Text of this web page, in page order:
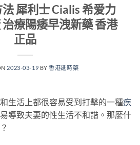
犀利士 Cialis 希爱力
療陽痿早洩新藥 香港
正品
2023-03-19 BY香港延時藥
生活上都很容易受到打擊的一種疾
導致夫妻的性生活不和諧。那麼什